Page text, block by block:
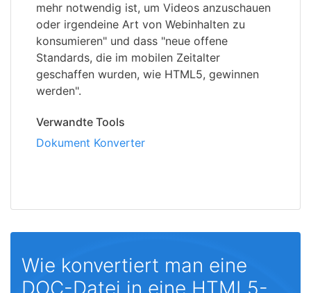
mehr notwendig ist, um Videos anzuschauen
oder irgendeine Art von Webinhalten zu
konsumieren" und dass "neue offene
Standards, die im mobilen Zeitalter
geschaffen wurden, wie HTML5, gewinnen
werden".
Verwandte Tools
Dokument Konverter
Wie konvertiert man eine
DOC-Datei in eine HTML5-